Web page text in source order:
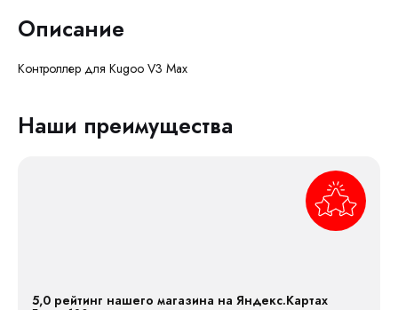
Описание
Контроллер для Kugoo V3 Max
Наши преимущества
5,0 рейтинг нашего магазина на Яндекс.Картах